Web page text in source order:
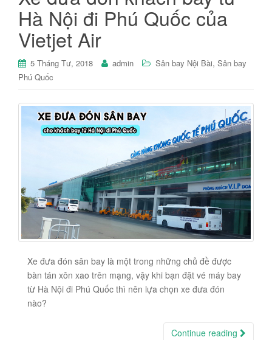
Hà Nội đi Phú Quốc của
Vietjet Air
5 Tháng Tư, 2018 admin Sân bay Nội Bài, Sân bay
Phú Quốc
Xe đưa đón sân bay là một trong những chủ đề được
bàn tán xôn xao trên mạng, vậy khi bạn đặt vé máy bay
từ Hà Nội đi Phú Quốc thì nên lựa chọn xe đưa đón
nào?
Continue reading